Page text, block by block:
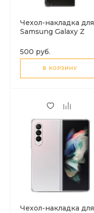
Чехол-накладка для
Samsung Galaxy Z
края, X-CASE,
прозрачный
500 руб.
В КОРЗИНУ
Чехол-накладка для